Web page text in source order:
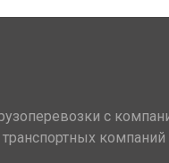
с
компаний